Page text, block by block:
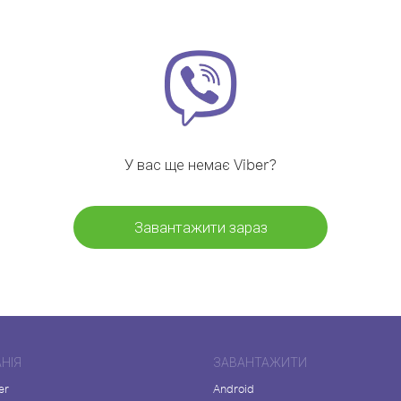
У вас ще немає Viber?
Завантажити зараз
ЗАВАНТАЖИТИ
Android